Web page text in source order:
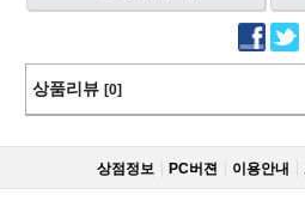
상품리뷰 [0]
상점정보 PC버젼 이용안내